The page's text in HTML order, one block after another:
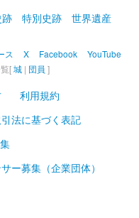
特別史跡 世界遺産
ス X Facebook
YouTube
[城 | 団員 ]
利用規約
法に基づく表記
ー募集（企業団体）